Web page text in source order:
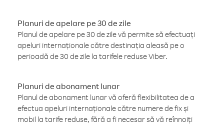
Planuri de apelare pe 30 de zile
Planul de apelare pe 30 de zile vă permite să efectuați
apeluri internaționale către destinația aleasă pe o
perioadă de 30 de zile la tarifele reduse Viber.
Planuri de abonament lunar
Planul de abonament lunar vă oferă flexibilitatea de a
efectua apeluri internaționale către numere de fix și
mobil la tarife reduse, fără a fi necesar să vă reînnoiți